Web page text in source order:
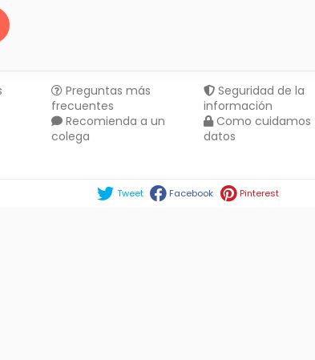
Preguntas más
frecuentes
Recomienda a un
colega
Seguridad de la
información
Como cuidamos
datos
Tweet Facebook Pinterest